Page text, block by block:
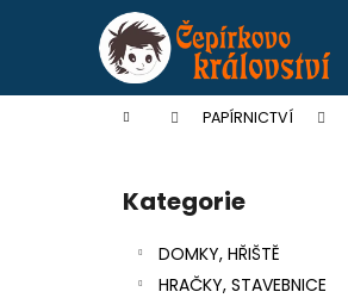
Domů PAPÍRNICTVÍ
Přeskočit
kategorie
Kategorie
DOMKY, HŘIŠTĚ
HRAČKY, STAVEBNICE
í
Zpět
do
Zpět
do